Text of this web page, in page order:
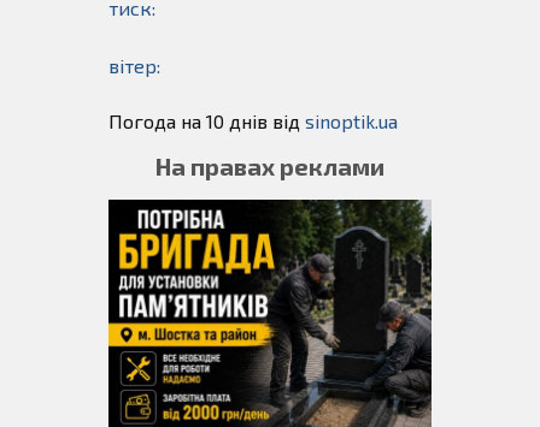
тиск:
вітер:
Погода на 10 днів від sinoptik.ua
На правах реклами